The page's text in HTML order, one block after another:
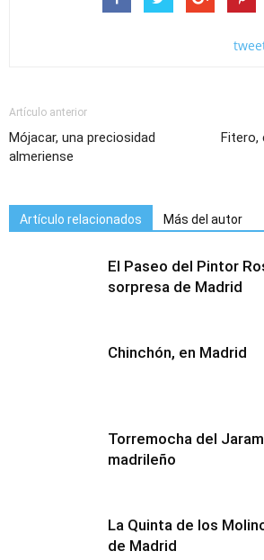
Artículo anterior
Mójacar, una preciosidad
almeriense
Fitero,
Artículo relacionados Más del autor
El Paseo del Pintor
sorpresa de Madrid
Chinchón, en Madrid
Torremocha del
madrileño
La Quinta de los
de Madrid